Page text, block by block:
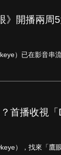
》開播兩周
）已在影音串
首播收視
），找來「鷹
教母葛